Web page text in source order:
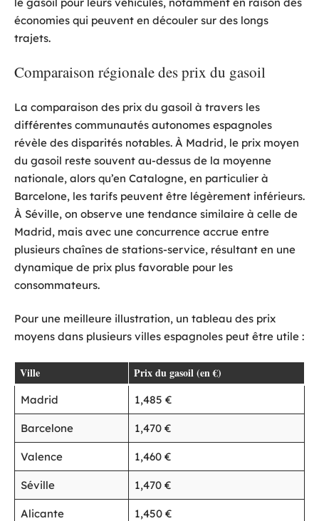
économies qui peuvent en découler sur des longs
trajets.
Comparaison régionale des prix du gasoil
La comparaison des prix du gasoil à travers les
différentes communautés autonomes espagnoles
révèle des disparités notables. À Madrid, le prix moyen
du gasoil reste souvent au-dessus de la moyenne
nationale, alors qu’en Catalogne, en particulier à
Barcelone, les tarifs peuvent être légèrement inférieurs.
À Séville, on observe une tendance similaire à celle de
Madrid, mais avec une concurrence accrue entre
plusieurs chaînes de stations-service, résultant en une
dynamique de prix plus favorable pour les
consommateurs.
Pour une meilleure illustration, un tableau des prix
moyens dans plusieurs villes espagnoles peut être utile :
Ville Prix du gasoil (en €)
Madrid 1,485 €
Barcelone 1,470 €
Valence 1,460 €
Séville 1,470 €
Alicante 1,450 €